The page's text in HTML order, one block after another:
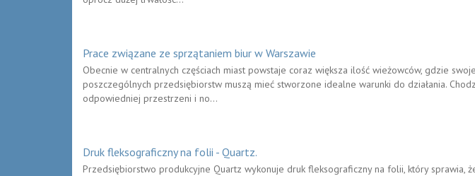
Prace związane ze sprzątaniem biur w Warszawie
Obecnie w centralnych częściach miast powstaje coraz większa ilość wieżowców, gdzie
poszczególnych przedsiębiorstw muszą mieć stworzone idealne warunki do działania.
odpowiedniej przestrzeni i no...
Druk fleksograficzny na folii - Quartz.
Przedsiębiorstwo produkcyjne Quartz wykonuje druk fleksograficzny na folii, który sprawia,